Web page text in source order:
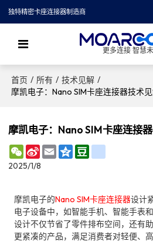
独特精密卡座连接器制造商
更多连接 智慧
首页 / 所有 / 技术见解 /
摩凯电子：Nano SIM卡座连接器技术
摩凯电子：Nano SIM卡座连接
WeChat
Sina
Weibo
EmailQzone
2025/1/8
摩凯电子的Nano SIM卡座连接器设计
电子设备中，如智能手机、智能手表
设计不仅节省了零件排布空间，还有
更紧凑的产品，满足消费者对轻便、